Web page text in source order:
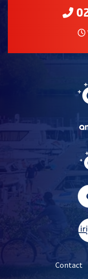
Contact